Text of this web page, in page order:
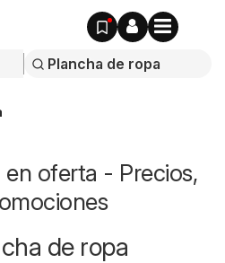
oferta - Precios,
de ropa